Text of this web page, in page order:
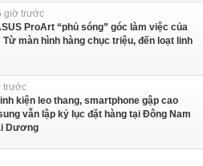
giờ trước
ProArt “phủ sóng” góc làm việc của
màn hình hàng chục triệu, đến loạt linh
trước
kiện leo thang, smartphone gập cao
vẫn lập kỷ lục đặt hàng tại Đông Nam
Dương